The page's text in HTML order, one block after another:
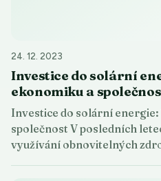
24. 12. 2023
Investice do solární
ekonomiku a
Investice do solární
společnost V posledních
využívání obnovitelných